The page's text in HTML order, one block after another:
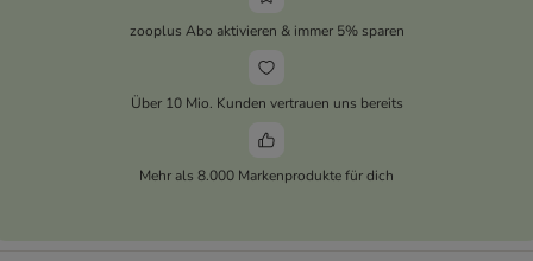
zooplus Abo aktivieren & immer 5% sparen
Über 10 Mio. Kunden vertrauen uns bereits
Mehr als 8.000 Markenprodukte für dich